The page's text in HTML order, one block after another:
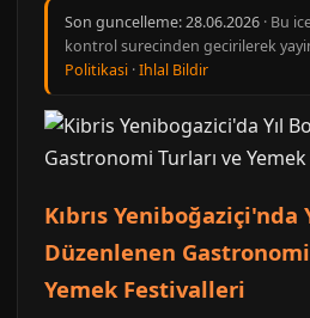
Son guncelleme:28.06.2026 · Bu
kontrol surecinden gecirilerek
Politikasi ·Ihlal Bildir
Kıbrıs Yeniboğaziçi'nda
Düzenlenen
Yemek Festivalleri